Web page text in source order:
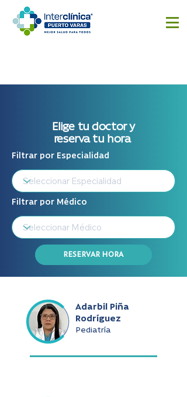
Elige tu doctor y
reserva tu hora
Filtrar por Especialidad
Filtrar por Médico
RESERVAR HORA
Adarbil Piña
Rodríguez
Pediatría